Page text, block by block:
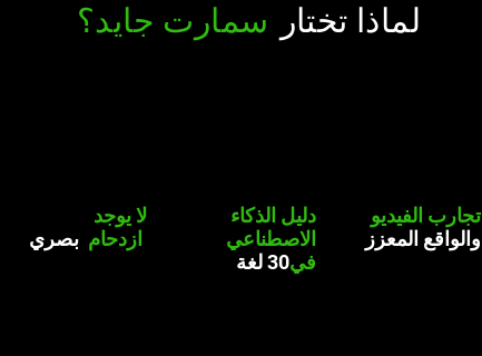
لماذا تختار سمارت جايد؟
ازدحام بصري
دليل الذكاء
الاصطناعي
في30 لغة
تجارب الفيديو
والواقع المعزز